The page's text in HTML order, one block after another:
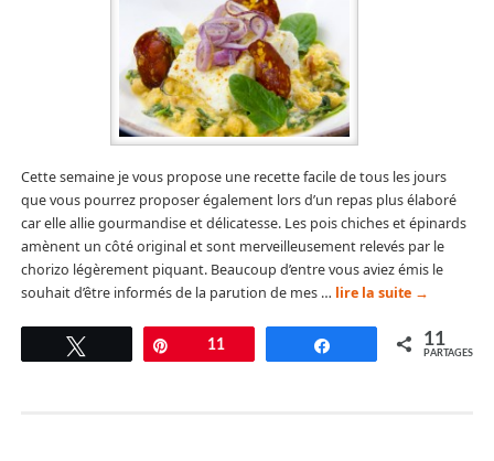
Cette semaine je vous propose une recette facile de tous les jours
que vous pourrez proposer également lors d’un repas plus élaboré
car elle allie gourmandise et délicatesse. Les pois chiches et épinards
amènent un côté original et sont merveilleusement relevés par le
chorizo légèrement piquant. Beaucoup d’entre vous aviez émis le
souhait d’être informés de la parution de mes … lire la suite →
Tweetez Épingle
11 Partagez 11
PARTAGES